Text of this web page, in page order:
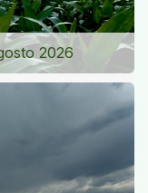
2026